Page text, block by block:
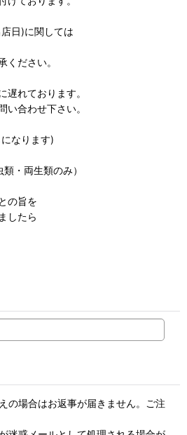
日)に関しては
ください。
遅れております。
い合わせ下さい。
なります)
・両生類のみ）
の旨を
したら
の場合はお返事が届きません。ご注